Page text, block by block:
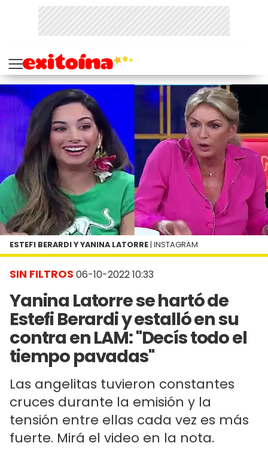
SIN FILTROS 06-10-2022 10:33
Yanina Latorre se hartó de
Estefi Berardi y estalló en su
contra en LAM: "Decís todo el
tiempo pavadas"
Las angelitas tuvieron constantes
cruces durante la emisión y la
tensión entre ellas cada vez es más
fuerte. Mirá el video en la nota.
ESTEFI BERARDI Y YANINA LATORRE | INSTAGRAM